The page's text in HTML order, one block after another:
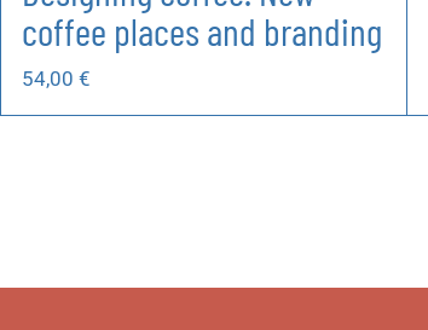
coffee places and branding
54,00 €